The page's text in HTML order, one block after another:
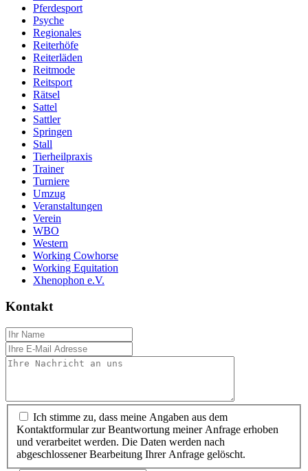
Pferdesport
Psyche
Regionales
Reiterhöfe
Reiterläden
Reitmode
Reitsport
Rätsel
Sattel
Sattler
Springen
Stall
Tierheilpraxis
Trainer
Turniere
Umzug
Veranstaltungen
Verein
WBO
Western
Working Cowhorse
Working Equitation
Xhenophon e.V.
Kontakt
Ich stimme zu, dass meine Angaben aus dem
Kontaktformular zur Beantwortung meiner Anfrage erhoben
und verarbeitet werden. Die Daten werden nach
abgeschlossener Bearbeitung Ihrer Anfrage gelöscht.